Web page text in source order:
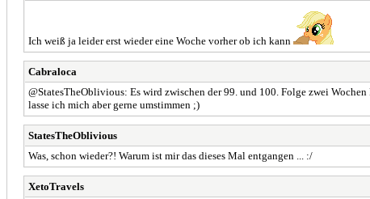
Ich weiß ja leider erst wieder eine Woche vorher ob ich kann
Cabraloca
@StatesTheOblivious: Es wird zwischen der 99. und 100. Folge zwei
lasse ich mich aber gerne umstimmen ;)
StatesTheOblivious
Was, schon wieder?! Warum ist mir das dieses Mal entgangen ... :/
XetoTravels